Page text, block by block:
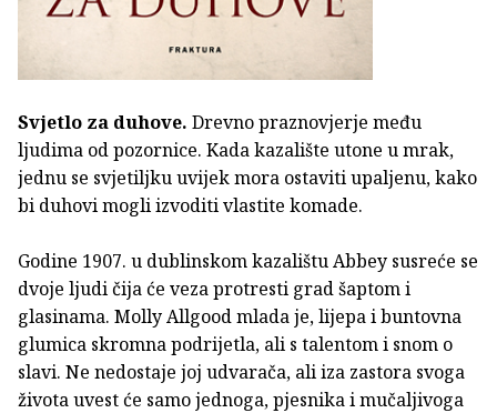
Svjetlo za duhove. Drevno praznovjerje među
ljudima od pozornice. Kada kazalište utone u mrak,
jednu se svjetiljku uvijek mora ostaviti upaljenu, kako
bi duhovi mogli izvoditi vlastite komade.
Godine 1907. u dublinskom kazalištu Abbey susreće se
dvoje ljudi čija će veza protresti grad šaptom i
glasinama. Molly Allgood mlada je, lijepa i buntovna
glumica skromna podrijetla, ali s talentom i snom o
slavi. Ne nedostaje joj udvarača, ali iza zastora svoga
života uvest će samo jednoga, pjesnika i mučaljivoga